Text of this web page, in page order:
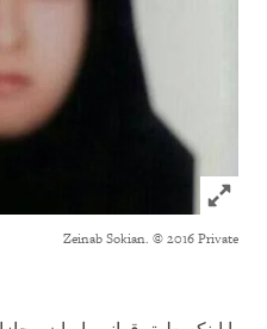
Click to expand Image
Zeinab Sokian. © 2016 Private